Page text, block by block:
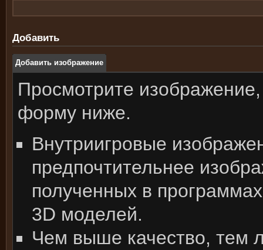
Добавить
Добавить изображение
Просмотрите изображение,
форму ниже.
Внутриигровые
предпочтительнее
полученных в
3D моделей.
Чем выше качество, тем